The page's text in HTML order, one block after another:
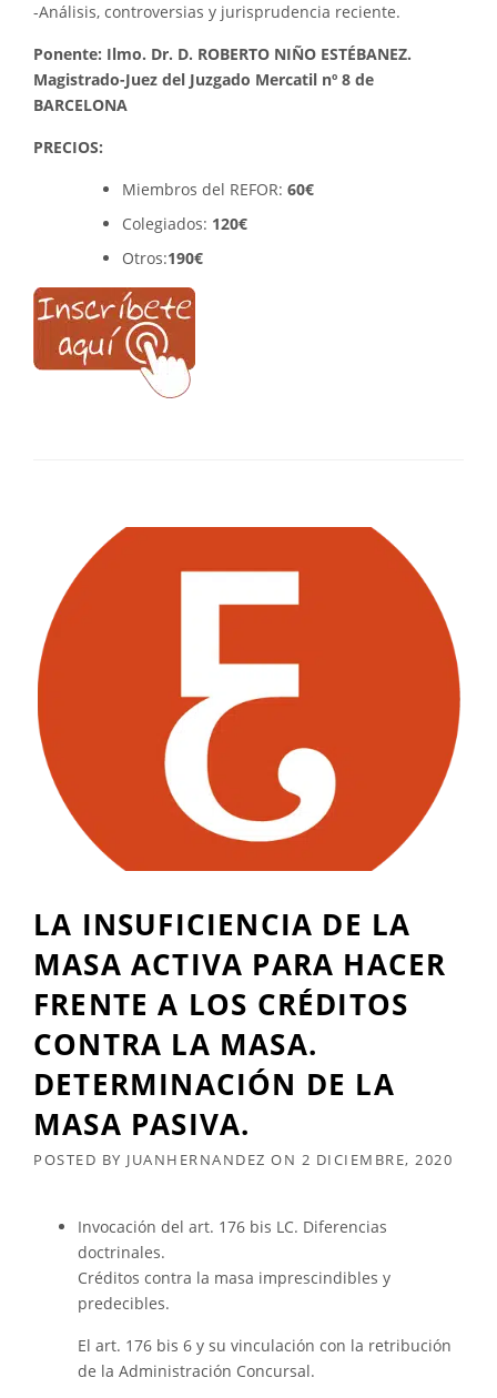
-Análisis, controversias y jurisprudencia reciente.
Ponente: Ilmo. Dr. D. ROBERTO NIÑO ESTÉBANEZ.
Magistrado-Juez del Juzgado Mercatil nº 8 de
BARCELONA
PRECIOS:
Miembros del REFOR: 60€
Colegiados: 120€
Otros:190€
LA INSUFICIENCIA DE LA
MASA ACTIVA PARA HACER
FRENTE A LOS CRÉDITOS
CONTRA LA MASA.
DETERMINACIÓN DE LA
MASA PASIVA.
POSTED BY JUANHERNANDEZ ON 2 DICIEMBRE, 2020
Invocación del art. 176 bis LC. Diferencias
doctrinales.
Créditos contra la masa imprescindibles y
predecibles.
El art. 176 bis 6 y su vinculación con la retribución
de la Administración Concursal.